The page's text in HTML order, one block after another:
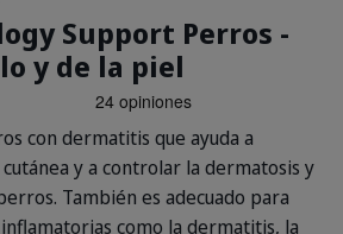
Support Perros -
y de la piel
con dermatitis que ayuda a
y a controlar la dermatosis y
También es adecuado para
como la dermatitis, la